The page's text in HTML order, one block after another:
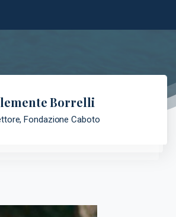
Borrelli
Fondazione Caboto